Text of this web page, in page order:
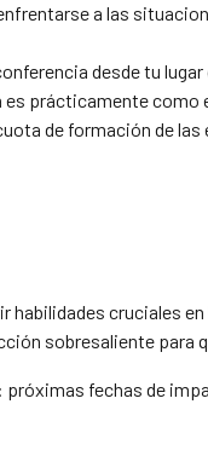
a las
desde tu
es prácticamente como
de formación de las
cruciales
sobresaliente para
fechas de